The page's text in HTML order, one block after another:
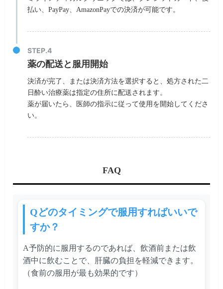
払い、PayPay、AmazonPayでの決済が可能です。
薬の配送と服用開始
決済が完了、または決済方法を選択すると、処方された二
日酔い治療薬は指定の住所に配送されます。
薬が届いたら、医師の指示に従って使用を開始してくださ
い。
FAQ
Qどのタイミングで服用すればいいで
すか？
A予防的に服用するのであれば、飲酒前または飲
酒中に飲むことで、肝臓の負担を軽減できます。
（食前の服用が最も効果的です）